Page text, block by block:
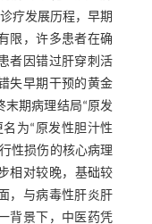
疗发展历程，早期
限，许多患者在确
者因错过肝穿刺活
失早期干预的黄金
末期病理结局“原发
为“原发性胆汁性
性损伤的核心病理
相对较晚，基础较
，与病毒性肝炎肝
背景下，中医药凭